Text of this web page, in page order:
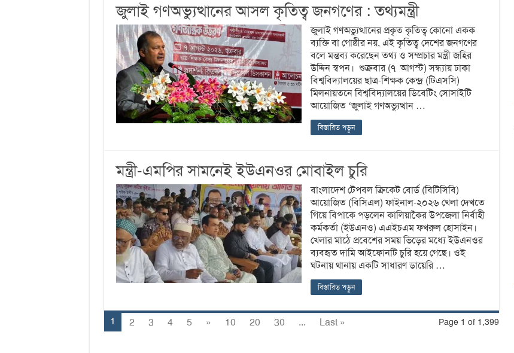
জুলাই গণঅভ্যুত্থানের আসল কৃতিত্ব জনগণের : তথ্যমন্ত্রী
জুলাই গণঅভ্যুত্থানের প্রকৃত কৃতিত্ব কোনো একক
ব্যক্তি বা গোষ্ঠীর নয়, এই কৃতিত্ব দেশের জনগণের
বলে মন্তব্য করেছেন তথ্য ও সম্প্রচার মন্ত্রী জহির
উদ্দিন স্বপন। শুক্রবার (৭ আগস্ট) সন্ধ্যায় ঢাকা
বিশ্ববিদ্যালয়ের ছাত্র-শিক্ষক কেন্দ্র (টিএসসি)
মিলনায়তনে বিশ্ববিদ্যালয়ের ডিবেটিং সোসাইটি
আয়োজিত ‘জুলাই গণঅভ্যুত্থান …
বিস্তারিত পড়ুন
মন্ত্রী-এমপির সামনেই ইউএনওর মোবাইল চুরি
বাংলাদেশ টেপবল ক্রিকেট বোর্ড (বিটিসিবি)
আয়োজিত (বিসিএল) ফাইনাল-২০২৬ খেলা দেখতে
গিয়ে বিপাকে পড়লেন কালিয়াকৈর উপজেলা নির্বাহী
কর্মকর্তা (ইউএনও) এএইচএম ফখরুল হোসাইন।
খেলার মাঠে প্রবেশের সময় ভিড়ের মধ্যে ইউএনওর
ব্যবহৃত দামি আইফোনটি চুরি হয়ে গেছে। ওই
ঘটনায় থানায় একটি সাধারণ ডায়েরি …
বিস্তারিত পড়ুন
Page 1 of 1,399
1 2 3 4 5 » 10 20 30 ... Last »